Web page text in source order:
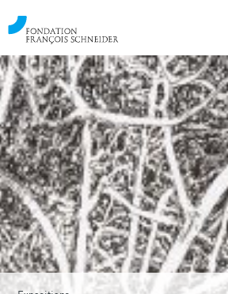
Fondation François Schneider